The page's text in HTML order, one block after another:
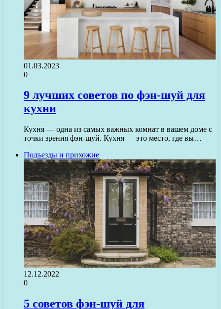
01.03.2023
0
9 лучших советов по фэн-шуй для
кухни
Кухня — одна из самых важных комнат в вашем доме с
точки зрения фэн-шуй. Кухня — это место, где вы…
Подъезды и прихожие
12.12.2022
0
5 советов фэн-шуй для